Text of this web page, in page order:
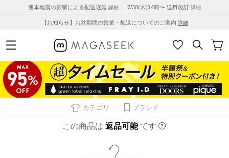
熊本地震の影響による配送遅延 詳細 ｜ 7/30(木)14時〜 送料改訂 詳細
【お知らせ】お盆期間の営業・配送についてのご案内 詳細
カテゴリ ブランド
この商品は 返品可能 です